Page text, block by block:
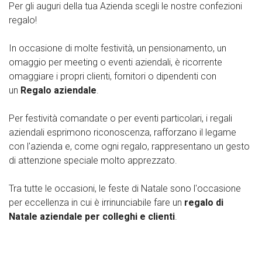
Per gli auguri della tua Azienda scegli le nostre confezioni
regalo!
In occasione di molte festività, un pensionamento, un
omaggio per meeting o eventi aziendali, è ricorrente
omaggiare i propri clienti, fornitori o dipendenti con
un Regalo aziendale.
Per festività comandate o per eventi particolari, i regali
aziendali esprimono riconoscenza, rafforzano il legame
con l'azienda e, come ogni regalo, rappresentano un gesto
di attenzione speciale molto apprezzato.
Tra tutte le occasioni, le feste di Natale sono l'occasione
per eccellenza in cui è irrinunciabile fare un regalo di
Natale aziendale per colleghi e clienti.